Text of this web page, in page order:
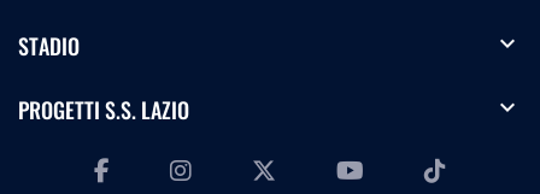
STADIO expand_more
PROGETTI S.S. LAZIO expand_more